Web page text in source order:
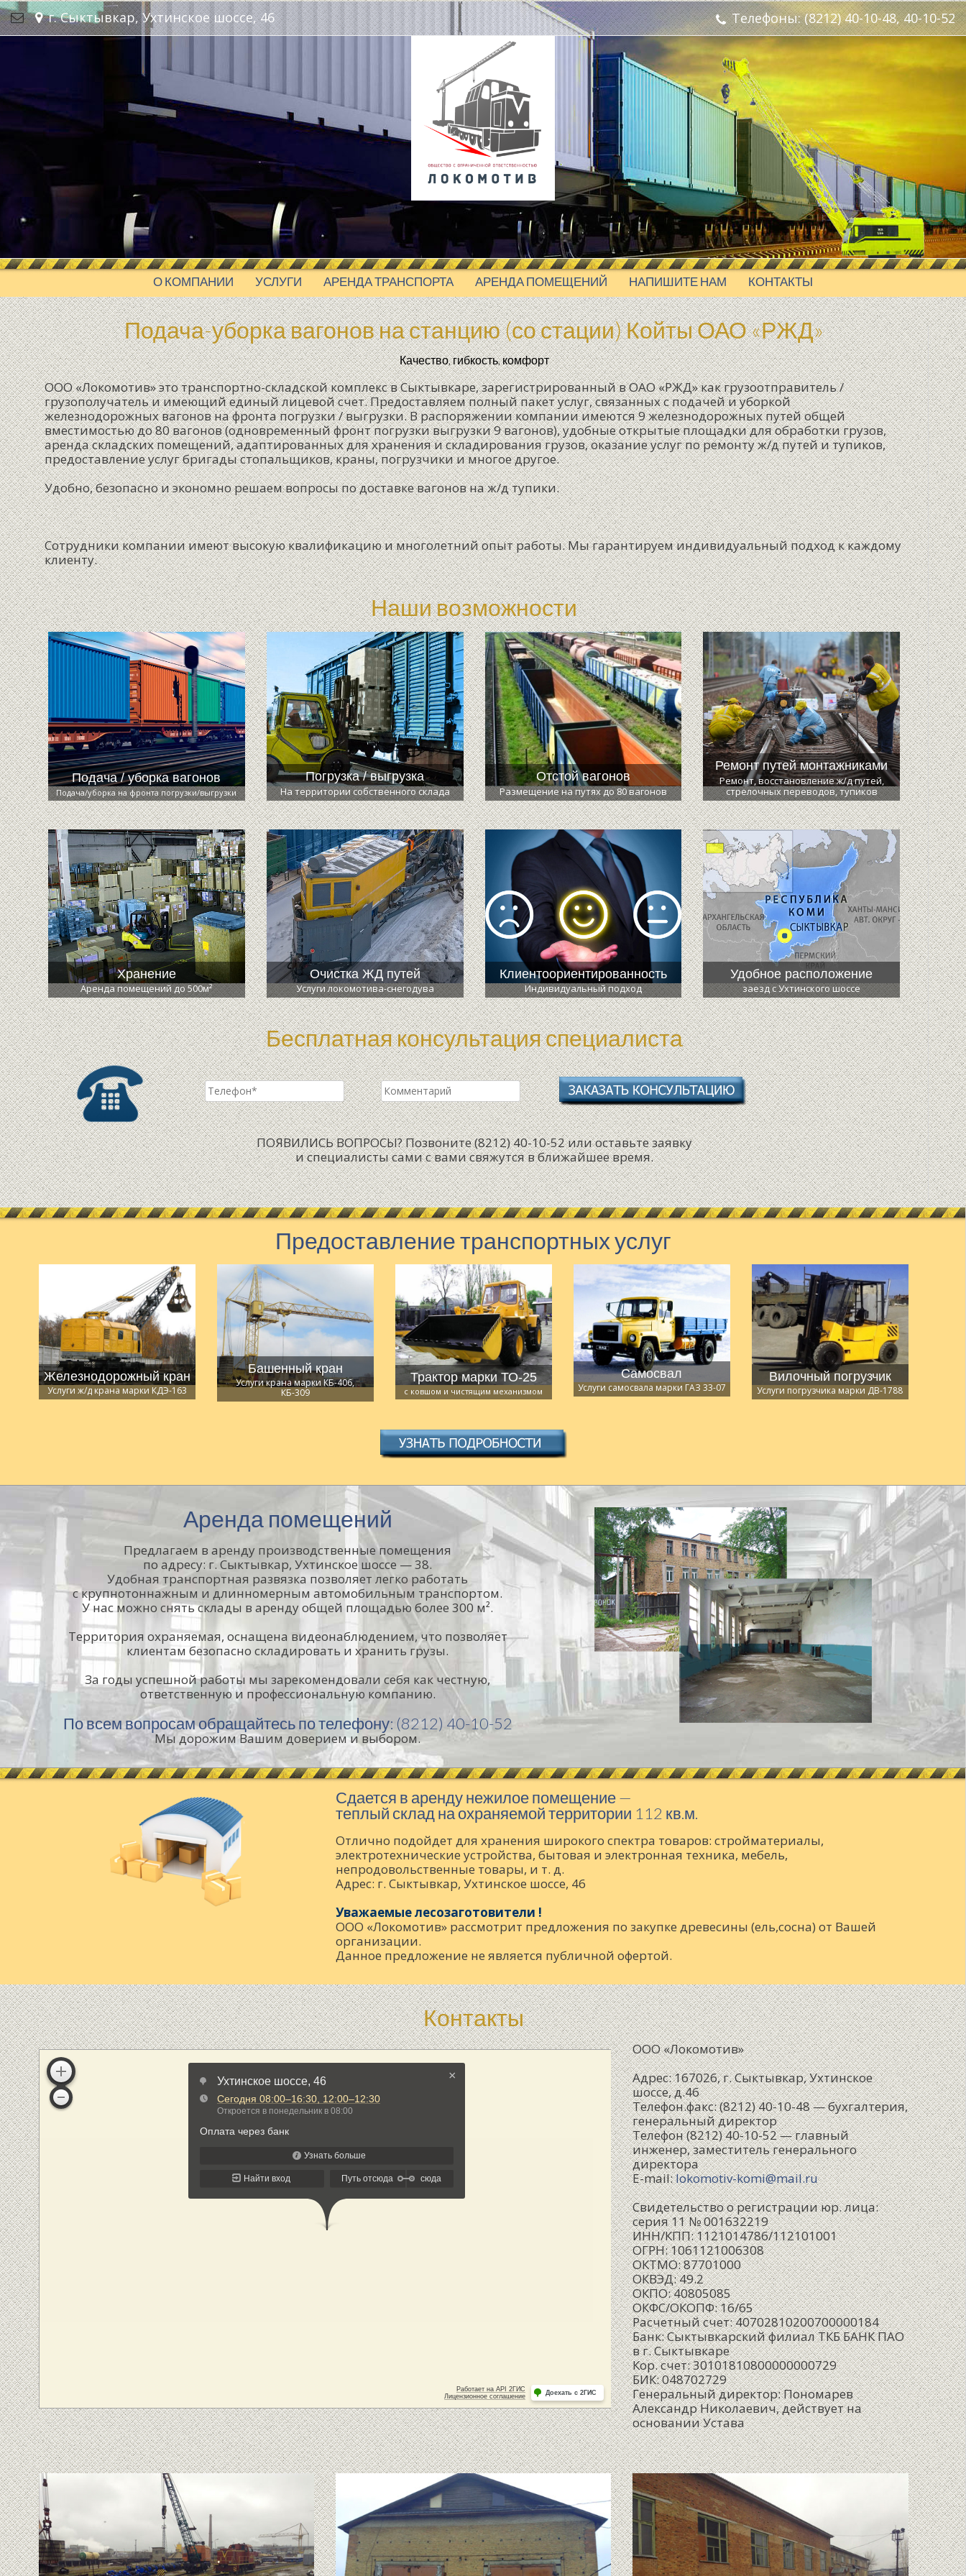
г. Сыктывкар, Ухтинское шоссе, 46 Телефоны: (8212) 40-10-48, 40-10-52
О КОМПАНИИ УСЛУГИ АРЕНДА ТРАНСПОРТА АРЕНДА ПОМЕЩЕНИЙ НАПИШИТЕ НАМ КОНТАКТЫ
Подача-уборка вагонов на станцию (со стации) Койты ОАО «РЖД»
Качество, гибкость, комфорт
ООО «Локомотив» это транспортно-складской комплекс в Сыктывкаре, зарегистрированный в ОАО «РЖД» как грузоотправитель /
грузополучатель и имеющий единый лицевой счет. Предоставляем полный пакет услуг, связанных с подачей и уборкой
железнодорожных вагонов на фронта погрузки / выгрузки. В распоряжении компании имеются 9 железнодорожных путей общей
вместимостью до 80 вагонов (одновременный фронт погрузки выгрузки 9 вагонов), удобные открытые площадки для обработки грузов,
аренда складских помещений, адаптированных для хранения и складирования грузов, оказание услуг по ремонту ж/д путей и тупиков,
предоставление услуг бригады стопальщиков, краны, погрузчики и многое другое.
Удобно, безопасно и экономно решаем вопросы по доставке вагонов на ж/д тупики.
Сотрудники компании имеют высокую квалификацию и многолетний опыт работы. Мы гарантируем индивидуальный подход к каждому
клиенту.
Наши возможности
Подача / уборка вагонов
Подача/уборка на фронта погрузки/выгрузки
Погрузка / выгрузка
На территории собственного склада
Отстой вагонов
Размещение на путях до 80 вагонов
Ремонт путей монтажниками
Ремонт, восстановление ж/д путей,
стрелочных переводов, тупиков
Хранение
Аренда помещений до 500м²
Очистка ЖД путей
Услуги локомотива-снегодува
Клиентоориентированность
Индивидуальный подход
Удобное расположение
заезд с Ухтинского шоссе
Бесплатная консультация специалиста
ПОЯВИЛИСЬ ВОПРОСЫ? Позвоните (8212) 40-10-52 или оставьте заявку
и специалисты сами с вами свяжутся в ближайшее время.
Предоставление транспортных услуг
Железнодорожный кран
Услуги ж/д крана марки КДЭ-163
Башенный кран
Услуги крана марки КБ-406,
КБ-309
Трактор марки ТО-25
с ковшом и чистящим механизмом
Самосвал
Услуги самосвала марки ГАЗ 33-07
Вилочный погрузчик
Услуги погрузчика марки ДВ-1788
Аренда помещений
Предлагаем в аренду производственные помещения
по адресу: г. Сыктывкар, Ухтинское шоссе — 38.
Удобная транспортная развязка позволяет легко работать
с крупнотоннажным и длинномерным автомобильным транспортом.
У нас можно снять склады в аренду общей площадью более 300 м².
Территория охраняемая, оснащена видеонаблюдением, что позволяет
клиентам безопасно складировать и хранить грузы.
За годы успешной работы мы зарекомендовали себя как честную,
ответственную и профессиональную компанию.
По всем вопросам обращайтесь по телефону: (8212) 40-10-52
Мы дорожим Вашим доверием и выбором.
Сдается в аренду нежилое помещение —
теплый склад на охраняемой территории 112 кв.м.
Отлично подойдет для хранения широкого спектра товаров: стройматериалы,
электротехнические устройства, бытовая и электронная техника, мебель,
непродовольственные товары, и т. д.
Адрес: г. Сыктывкар, Ухтинское шоссе, 46
Уважаемые лесозаготовители !
ООО «Локомотив» рассмотрит предложения по закупке древесины (ель,сосна) от Вашей
организации.
Данное предложение не является публичной офертой.
Контакты
ООО «Локомотив»
Адрес: 167026, г. Сыктывкар, Ухтинское
шоссе, д.46
Телефон.факс: (8212) 40-10-48 — бухгалтерия,
генеральный директор
Телефон (8212) 40-10-52 — главный
инженер, заместитель генерального
директора
E-mail:lokomotiv-komi@mail.ru
Свидетельство о регистрации юр. лица:
серия 11 № 001632219
ИНН/КПП: 1121014786/112101001
ОГРН: 1061121006308
ОКТМО: 87701000
ОКВЭД: 49.2
ОКПО: 40805085
ОКФС/ОКОПФ: 16/65
Расчетный счет: 40702810200700000184
Банк: Сыктывкарский филиал ТКБ БАНК ПАО
в г. Сыктывкаре
Кор. счет: 30101810800000000729
БИК: 048702729
Генеральный директор: Пономарев
Александр Николаевич, действует на
основании Устава